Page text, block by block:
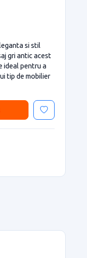
si stil
gri antic acest
ideal pentru a
tip de mobilier